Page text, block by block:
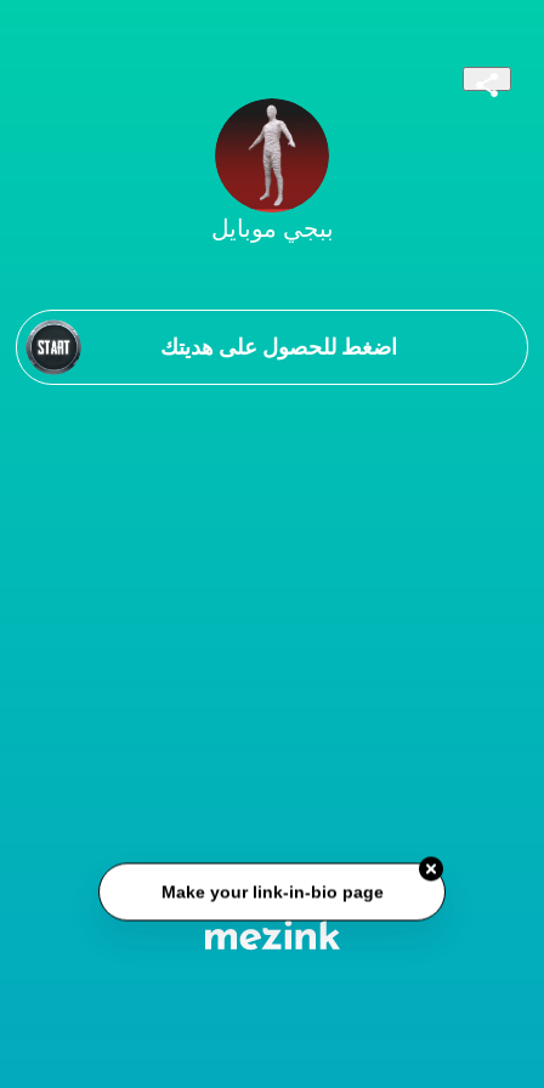
ببجي موبايل
اضغط للحصول على هديتك
Make your link-in-bio page